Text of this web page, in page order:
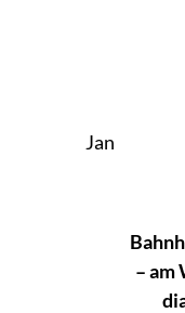
Jan
– am